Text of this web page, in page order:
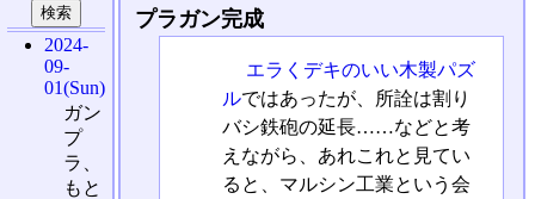
プラガン完成
エラくデキのいい木製パズ
ルではあったが、所詮は割り
バシ鉄砲の延長……などと考
えながら、あれこれと見てい
ると、マルシン工業という会
2024-
09-
01(Sun)
ガン
プ
ラ、
もと